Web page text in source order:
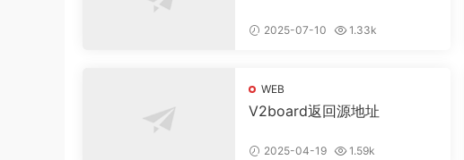
2025-07-10 1.33k
WEB
V2board返回源地址
2025-04-19 1.59k